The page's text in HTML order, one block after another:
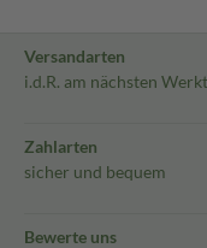
Versandarten
i.d.R. am nächsten
Zahlarten
sicher und bequem
Bewerte uns